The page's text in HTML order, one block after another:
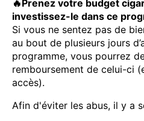
🔥Prenez votre budget
investissez-le dans ce
Si vous ne sentez pas de
au bout de plusieurs jours
programme, vous pourrez
remboursement de celui-ci
accès).
Afin d'éviter les abus, il y a